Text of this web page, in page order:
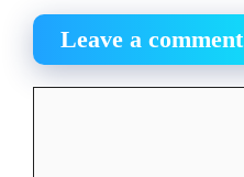
Leave a comment